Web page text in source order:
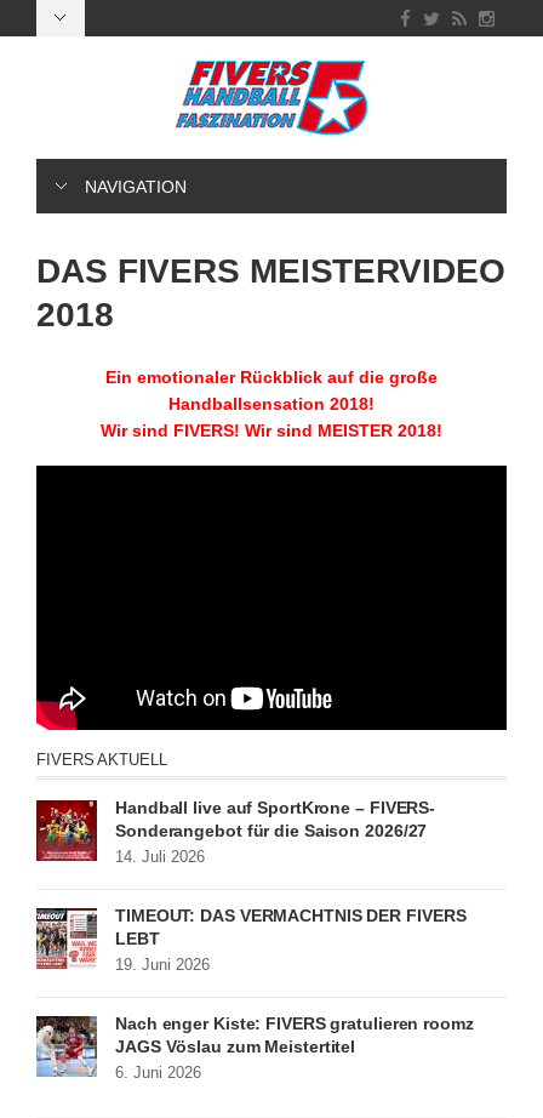
NAVIGATION
DAS FIVERS MEISTERVIDEO
2018
Ein emotionaler Rückblick auf die große
Handballsensation 2018!
Wir sind FIVERS! Wir sind MEISTER 2018!
FIVERS AKTUELL
Handball live auf SportKrone – FIVERS-
Sonderangebot für die Saison 2026/27
14. Juli 2026
TIMEOUT: DAS VERMÄCHTNIS DER FIVERS
LEBT
19. Juni 2026
Nach enger Kiste: FIVERS gratulieren roomz
JAGS Vöslau zum Meistertitel
6. Juni 2026